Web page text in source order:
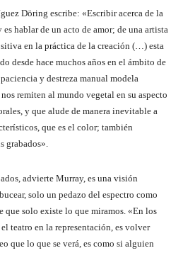
Döring escribe: «Escribir acerca de la
hablar de un acto de amor; de una artista
en la práctica de la creación (…) esta
desde hace muchos años en el ámbito de
y destreza manual modela
remiten al mundo vegetal en su aspecto
y que alude de manera inevitable a
que es el color; también
grabados».
advierte Murray, es una visión
solo un pedazo del espectro como
que solo existe lo que miramos. «En los
teatro en la representación, es volver
que lo que se verá, es como si alguien